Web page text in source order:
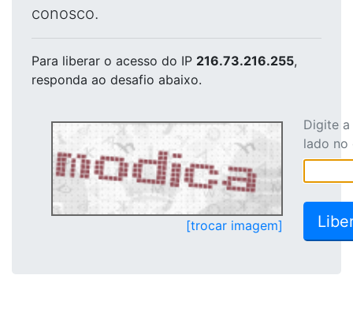
conosco.
Para liberar o acesso do IP 216.73.216.255,
responda ao desafio abaixo.
[trocar imagem]
Digite
lado no